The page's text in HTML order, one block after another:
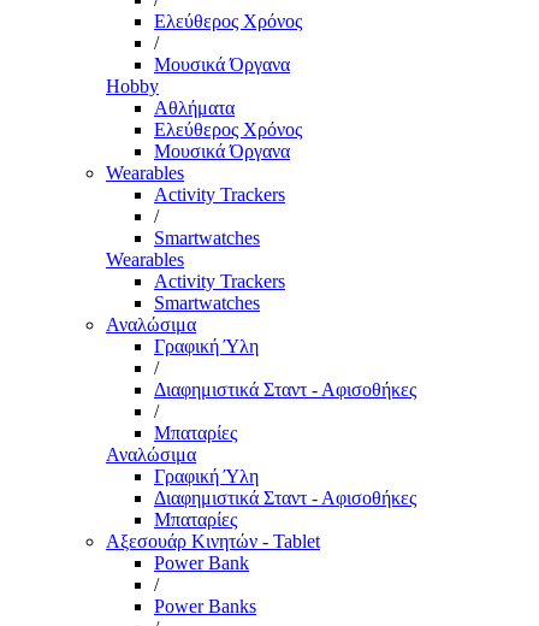
Ελεύθερος Χρόνος
/
Μουσικά Όργανα
Hobby
Αθλήματα
Ελεύθερος Χρόνος
Μουσικά Όργανα
Wearables
Activity Trackers
/
Smartwatches
Wearables
Activity Trackers
Smartwatches
Αναλώσιμα
Γραφική Ύλη
/
Διαφημιστικά Σταντ - Αφισοθήκες
/
Μπαταρίες
Αναλώσιμα
Γραφική Ύλη
Διαφημιστικά Σταντ - Αφισοθήκες
Μπαταρίες
Αξεσουάρ Κινητών - Tablet
Power Bank
/
Power Banks